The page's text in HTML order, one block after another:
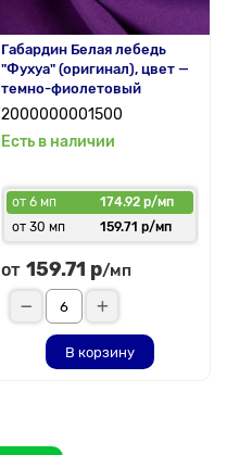
Габардин Белая лебедь
"Фухуа" (оригинал), цвет —
темно-фиолетовый
2000000001500
Есть в наличии
от 6 мп
174.92 р/мп
от 30 мп
159.71 р/мп
от 159.71 р/мп
В корзину